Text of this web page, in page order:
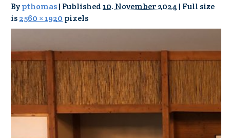
Bypthomas| Published10. November 2024 | Full size
is2560 × 1920 pixels